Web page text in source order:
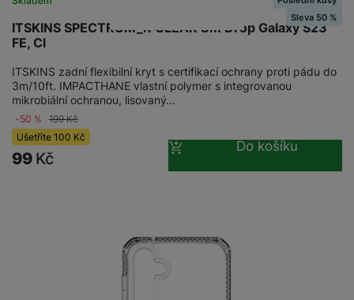
ITSKINS SPECTRUM_R CLEAR 3m Drop Galaxy S23
FE, Cl
Sleva 50 %
ITSKINS zadní flexibilní kryt s certifikací ochrany proti pádu do
3m/10ft. IMPACTHANE vlastní polymer s integrovanou
mikrobiální ochranou, lisovaný…
-50 % 199Kč
Ušetříte 100 Kč
99 Kč
Do košíku